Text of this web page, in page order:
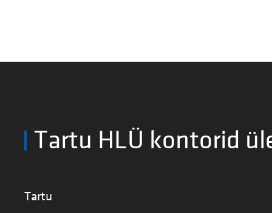
Tartu HLÜ kontorid
Tartu